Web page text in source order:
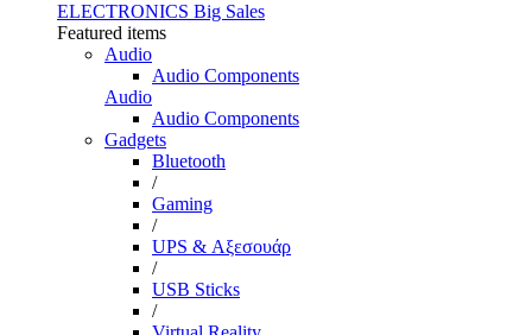
ELECTRONICS Big Sales
Featured items
Audio
Audio Components
Audio
Audio Components
Gadgets
Bluetooth
/
Gaming
/
UPS & Αξεσουάρ
/
USB Sticks
/